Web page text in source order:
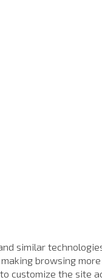
similar
browsing
customize the site